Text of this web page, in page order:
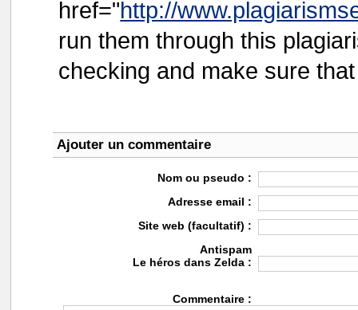
href="http://
run them through this
checking and make sure
Ajouter un commentaire
Nom ou pseudo :
Adresse email :
Site web (facultatif) :
Antispam
Le héros dans Zelda :
Commentaire :